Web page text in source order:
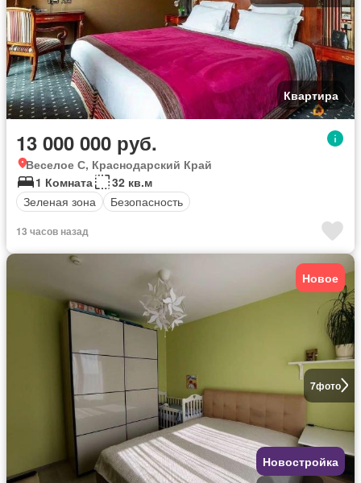
Квартира
13 000 000 руб.
Веселое С, Краснодарский Край
1 Комната
32 кв.м
Зеленая зона
Безопасность
13 часов назад
7фото
Новое
Новостройка